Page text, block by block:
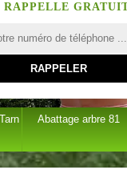
RAPPELLE
Abattage arbre 81